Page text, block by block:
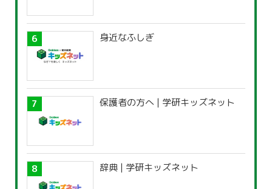
身近なふしぎ
保護者の方へ | 学研キッズネット
辞典 | 学研キッズネット